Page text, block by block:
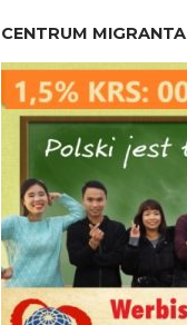
CENTRUM MIGRANTA